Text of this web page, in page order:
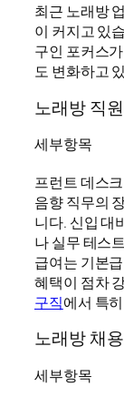
최근 노래방
이 커지고 있
구인 포커스
도 변화하고
노래방 직
세부항목
프런트 데스
음향 직무의
니다. 신입 대
나 실무 테스
급여는 기본
혜택이 점차
구직에서 특
노래방 채
세부항목